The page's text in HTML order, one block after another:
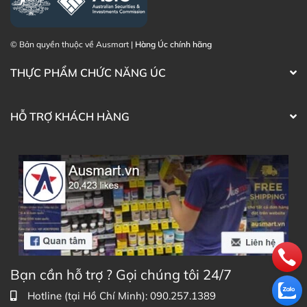
(Australia)
Điện thoại liên hệ đặt hàng:
phẩm Lily Huỳnh
© Bản quyền thuộc về Ausmart | Hàng Úc chính hãng
THỰC PHẨM CHỨC NĂNG ÚC
HỖ TRỢ KHÁCH HÀNG
Bạn cần hỗ trợ ? Gọi chúng tôi 24/7
Hotline (tại Hồ Chí Minh): 090.257.1389